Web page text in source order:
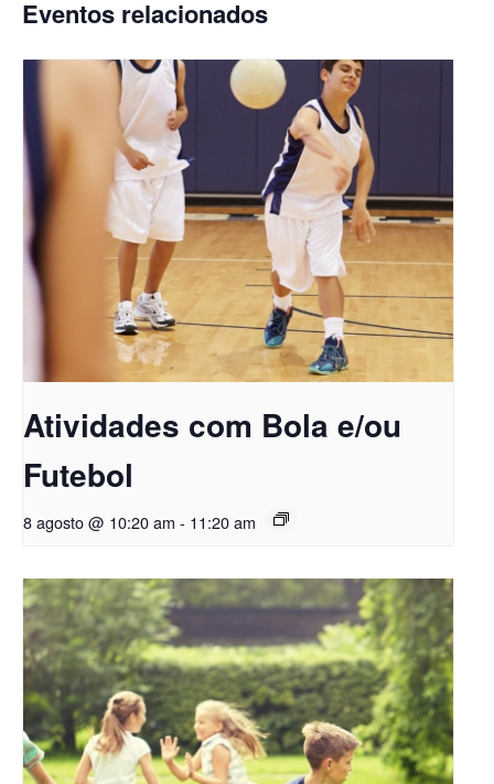
Eventos relacionados
Atividades com Bola e/ou
Futebol
8 agosto @ 10:20 am - 11:20 am